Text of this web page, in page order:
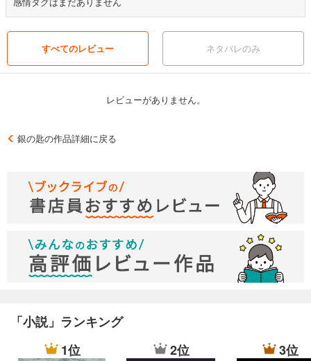
すべてのレビュー ネタバレのみ
レビューがありません。
銀の匙の作品詳細に戻る
「小説」ランキング
1位
2位 3位